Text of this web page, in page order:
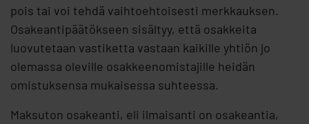
pois tai voi tehdä vaihtoehtoisesti merkkauksen.
Osakeantipäätökseen sisältyy, että osakkeita
luovutetaan vastiketta vastaan kaikille yhtiön jo
olemassa oleville osakkeenomistajille heidän
omistuksensa mukaisessa suhteessa.
Maksuton osakeanti, eli ilmaisanti on osakeantia,